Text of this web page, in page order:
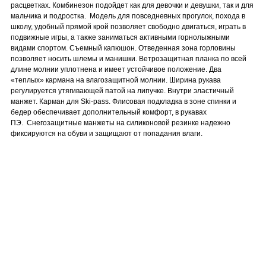
расцветках. Комбинезон подойдет как для девочки и девушки, так и для
мальчика и подростка. Модель для повседневных прогулок, похода в
школу, удобный прямой крой позволяет свободно двигаться, играть в
подвижные игры, а также заниматься активными горнолыжными
видами спортом. Съемный капюшон. Отведенная зона горловины
позволяет носить шлемы и манишки. Ветрозащитная планка по всей
длине молнии уплотнена и имеет устойчивое положение. Два
«теплых» кармана на влагозащитной молнии. Ширина рукава
регулируется утягивающей патой на липучке. Внутри эластичный
манжет. Карман для Ski-pass. Флисовая подкладка в зоне спинки и
бедер обеспечивает дополнительный комфорт, в рукавах
ПЭ. Снегозащитные манжеты на силиконовой резинке надежно
фиксируются на обуви и защищают от попадания влаги.